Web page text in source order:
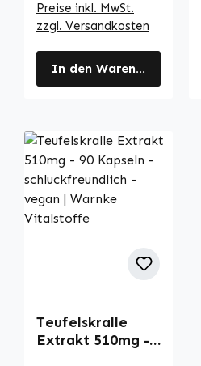
Preise inkl. MwSt.
zzgl. Versandkosten
In den Warenkorb
Teufelskralle
Extrakt 510mg -